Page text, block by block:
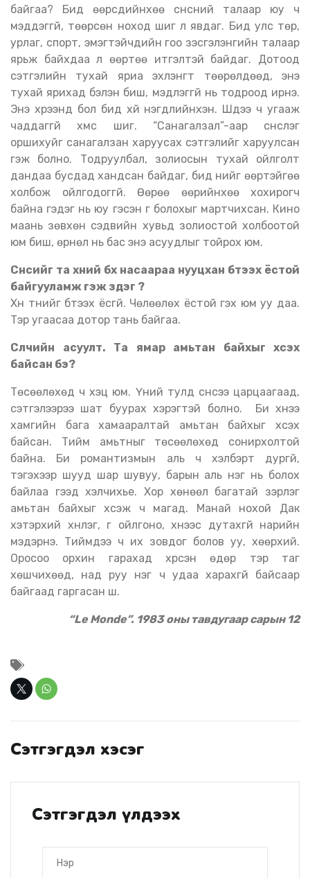
байгаа?
Бид өөрсдийнхөө сүнсний талаар юу ч
мэддэггүй, төөрсөн ноход шиг л явдаг. Бид улс төр,
урлаг, спорт, эмэгтэйчүүдийн гоо үзэсгэлэнгийн талаар
ярьж байхдаа л өөртөө итгэлтэй байдаг. Дотоод
сэтгэлийн тухай яриа эхлэнгүүт төөрөлдөөд, энэ
тухай ярихад бэлэн биш, мэдлэггүй нь тодроод ирнэ.
Энэ хүрээнд бол бид хүй нэгдлийнхэн. Шүдээ ч угааж
чаддаггүй хүмүүс шиг. “Санагалзал”-аар сүнслэг
оршихуйг санагалзан харуусах сэтгэлийг харуулсан
гэж болно. Тодруулбал, золиосын тухай ойлголт
дандаа бусдад хандсан байдаг, бид үүнийг өөртэйгөө
холбож ойлгодоггүй. Өөрөө өөрийнхөө хохирогч
байна гэдэг нь юу гэсэн үг болохыг мартчихсан. Кино
маань зөвхөн сэдвийн хувьд золиостой холбоотой
юм биш, өрнөл нь бас энэ асуудлыг тойрох юм.
Сүнсийг та хүний бүх насаараа нууцхан бүтээх ёстой
байгууламж гэж үздэг үү ?
Хүн түүнийг бүтээх ёсгүй. Чөлөөлөх ёстой гэх юм уу даа.
Тэр угаасаа дотор тань байгаа.
Сүүлчийн асуулт. Та ямар амьтан байхыг хүсэх
байсан бэ?
Төсөөлөхөд ч хэцүү юм. Үүний тулд сүнсээ царцаагаад,
сэтгэлээрээ шат буурах хэрэгтэй болно. Би хүнээ
хамгийн бага хамааралтай амьтан байхыг хүсэх
байсан. Тийм амьтныг төсөөлөхөд сонирхолтой
байна. Би романтизмын аль ч хэлбэрт дургүй,
тэгэхээр шууд шар шувуу, барын аль нэг нь болох
байлаа гээд хэлчихье. Хор хөнөөл багатай зэрлэг
амьтан байхыг хүсэж ч магад. Манай нохой Дак
хэтэрхий хүнлэг, үг ойлгоно, хүнээс дутахгүй нарийн
мэдэрнэ. Тиймдээ ч их зовдог болов уу, хөөрхий.
Оросоо орхин гарахад хүрсэн өдөр тэр таг
хөшчихөөд, над руу нэг ч удаа харахгүй байсаар
байгаад гаргасан шүү.
“Le Monde”. 1983 оны тавдугаар сарын 12
Сэтгэгдэл хэсэг
Сэтгэгдэл үлдээх